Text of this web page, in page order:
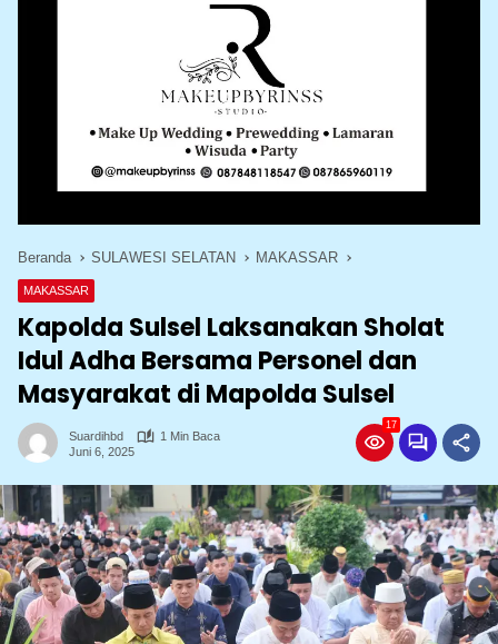
Beranda SULAWESI SELATAN MAKASSAR
MAKASSAR
Kapolda Sulsel Laksanakan Sholat
Idul Adha Bersama Personel dan
Masyarakat di Mapolda Sulsel
Suardihbd
1 Min Baca
Juni 6, 2025
17